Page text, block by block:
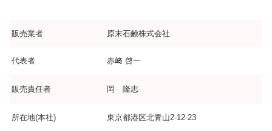
販売業者 原末石鹸株式会社
代表者 赤﨑 啓一
販売責任者 岡 隆志
所在地(本社) 東京都港区北青山2-12-23